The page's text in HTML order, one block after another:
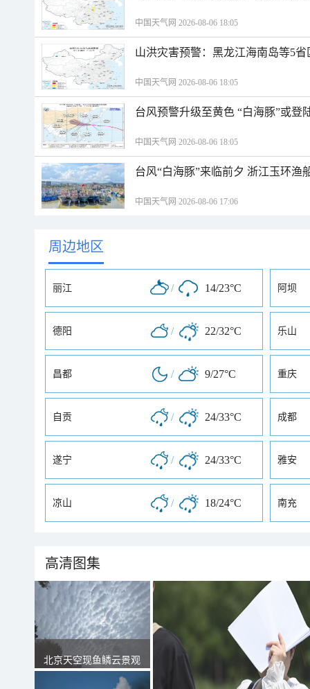
中国天气网 2026-08-06 18:05
山洪灾害预警：黑龙江海南岛等5
中国天气网 2026-08-06 18:05
台风预警升级至黄色 “白海豚”或登
中国天气网 2026-08-06 18:05
台风“白海豚”来临前夕 浙江玉环渔
中国天气网 2026-08-06 17:06
周边地区
丽江 / 14/23°C 阿坝
德阳 / 22/32°C 乐山
昌都 / 9/27°C 重庆
自贡 / 24/33°C 成都
遂宁 / 24/33°C 雅安
凉山 / 18/24°C 南充
高清图集
北京天空现鱼鳞云景观